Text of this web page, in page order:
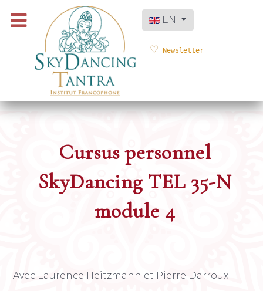
Select your language
EN
Newsletter
Cursus personnel
SkyDancing TEL 35-N
module 4
Avec Laurence Heitzmann et Pierre Darroux